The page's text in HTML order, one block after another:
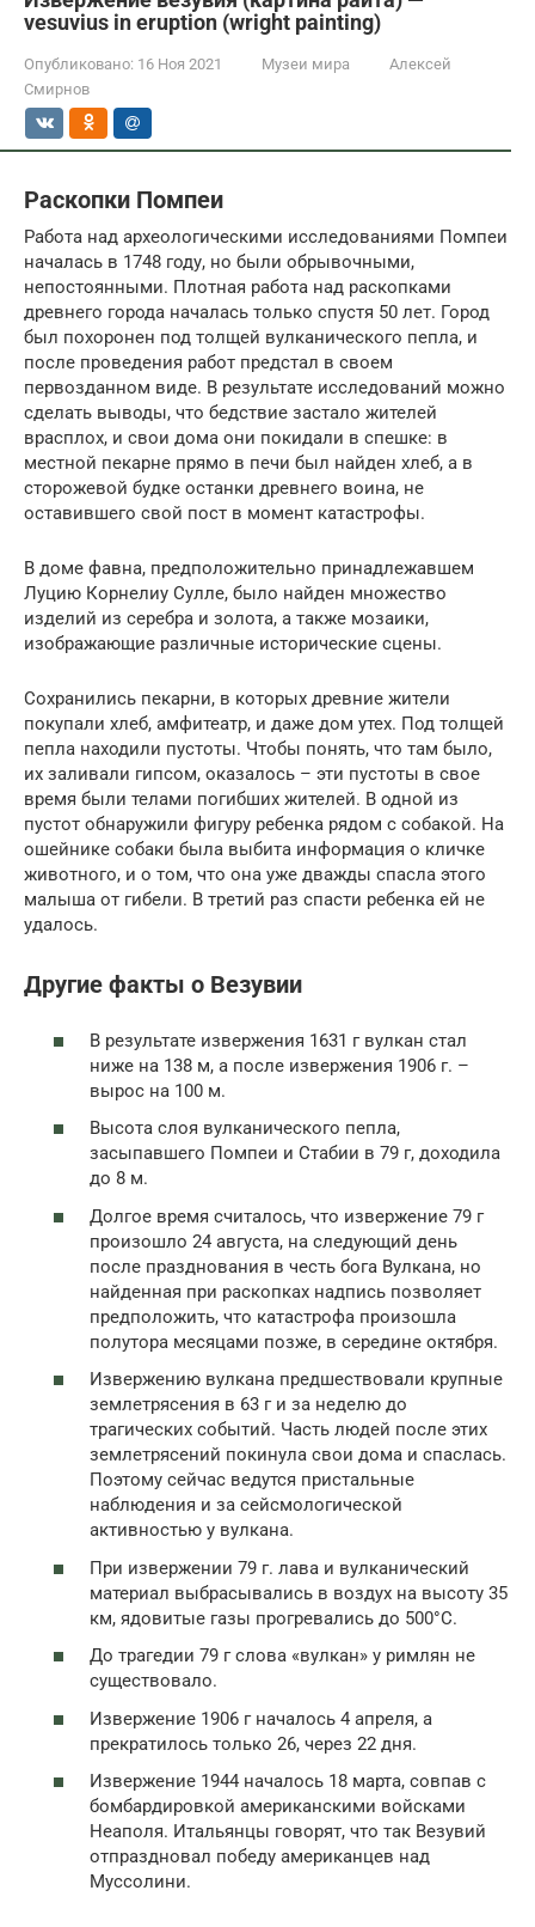
vesuvius in eruption (wright painting)
Опубликовано: 16 Ноя 2021 Музеи мира
Алексей
Смирнов
Раскопки Помпеи
Работа над археологическими исследованиями Помпеи
началась в 1748 году, но были обрывочными,
непостоянными. Плотная работа над раскопками
древнего города началась только спустя 50 лет. Город
был похоронен под толщей вулканического пепла, и
после проведения работ предстал в своем
первозданном виде. В результате исследований можно
сделать выводы, что бедствие застало жителей
врасплох, и свои дома они покидали в спешке: в
местной пекарне прямо в печи был найден хлеб, а в
сторожевой будке останки древнего воина, не
оставившего свой пост в момент катастрофы.
В доме фавна, предположительно принадлежавшем
Луцию Корнелиу Сулле, было найден множество
изделий из серебра и золота, а также мозаики,
изображающие различные исторические сцены.
Сохранились пекарни, в которых древние жители
покупали хлеб, амфитеатр, и даже дом утех. Под толщей
пепла находили пустоты. Чтобы понять, что там было,
их заливали гипсом, оказалось – эти пустоты в свое
время были телами погибших жителей. В одной из
пустот обнаружили фигуру ребенка рядом с собакой. На
ошейнике собаки была выбита информация о кличке
животного, и о том, что она уже дважды спасла этого
малыша от гибели. В третий раз спасти ребенка ей не
удалось.
Другие факты о Везувии
В результате извержения 1631 г вулкан стал
ниже на 138 м, а после извержения 1906 г. –
вырос на 100 м.
Высота слоя вулканического пепла,
засыпавшего Помпеи и Стабии в 79 г, доходила
до 8 м.
Долгое время считалось, что извержение 79 г
произошло 24 августа, на следующий день
после празднования в честь бога Вулкана, но
найденная при раскопках надпись позволяет
предположить, что катастрофа произошла
полутора месяцами позже, в середине октября.
Извержению вулкана предшествовали крупные
землетрясения в 63 г и за неделю до
трагических событий. Часть людей после этих
землетрясений покинула свои дома и спаслась.
Поэтому сейчас ведутся пристальные
наблюдения и за сейсмологической
активностью у вулкана.
При извержении 79 г. лава и вулканический
материал выбрасывались в воздух на высоту 35
км, ядовитые газы прогревались до 500°С.
До трагедии 79 г слова «вулкан» у римлян не
существовало.
Извержение 1906 г началось 4 апреля, а
прекратилось только 26, через 22 дня.
Извержение 1944 началось 18 марта, совпав с
бомбардировкой американскими войсками
Неаполя. Итальянцы говорят, что так Везувий
отпраздновал победу американцев над
Муссолини.